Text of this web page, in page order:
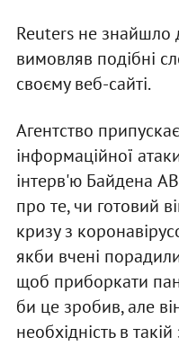
Reuters не знайшло
вимовляв подібні
своєму веб-сайті.
Агентство
інформаційної
інтерв'ю Байдена
про те, чи готовий
кризу з
якби вчені
щоб приборкати
би це зробив, але
необхідність в